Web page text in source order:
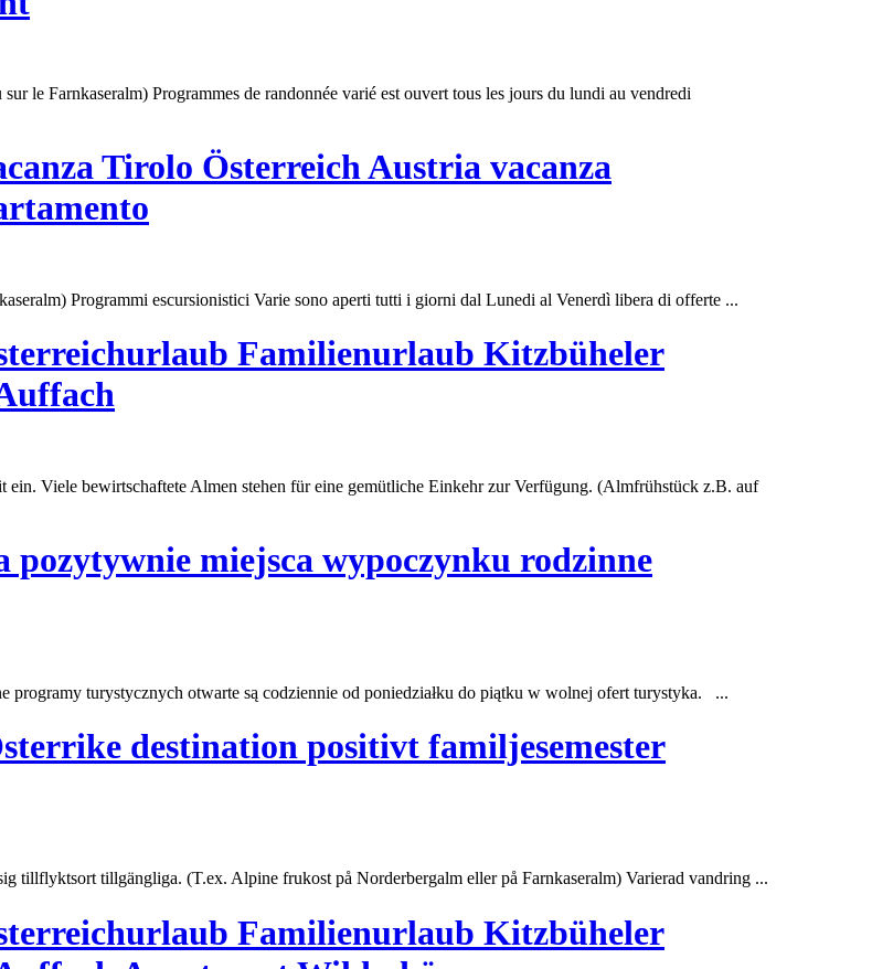
sur le Farnkaseralm) Programmes de randonnée varié est ouvert tous les jours du lundi au vendredi
Tirolo Österreich Austria vacanza
Programmi escursionistici Varie sono aperti tutti i giorni dal Lunedi al Venerdì libera di offerte ...
Familienurlaub Kitzbüheler
Viele bewirtschaftete Almen stehen für eine gemütliche Einkehr zur Verfügung. (Almfrühstück z.B. auf
miejsca wypoczynku rodzinne
programy turystycznych otwarte są codziennie od poniedziałku do piątku w wolnej ofert turystyka. ...
destination positivt familjesemester
tillflyktsort tillgängliga. (T.ex. Alpine frukost på Norderbergalm eller på Farnkaseralm) Varierad vandring ...
Familienurlaub Kitzbüheler